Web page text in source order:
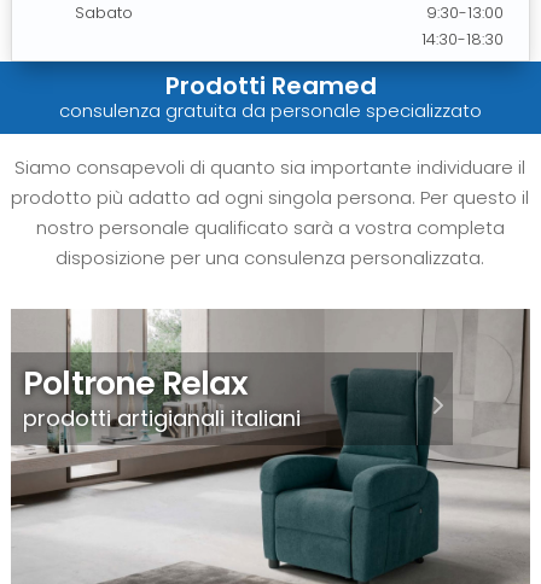
Sabato
9:30-13:00
14:30-18:30
Prodotti Reamed
consulenza gratuita da personale specializzato
Siamo consapevoli di quanto sia importante individuare il
prodotto più adatto ad ogni singola persona. Per questo il
nostro personale qualificato sarà a vostra completa
disposizione per una consulenza personalizzata.
Poltrone Relax
prodotti artigianali italiani